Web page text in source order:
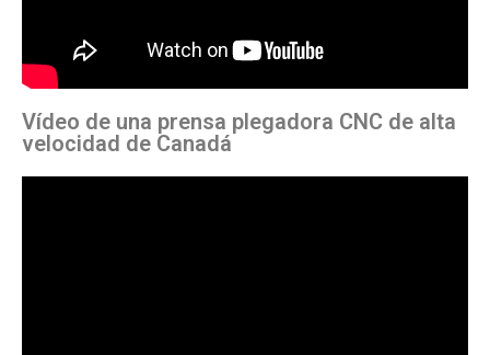
Vídeo de una prensa plegadora CNC de alta
velocidad de Canadá